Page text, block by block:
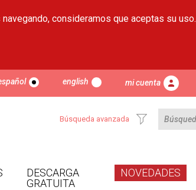
navegando, consideramos que aceptas su uso.
english mi cuenta
Búsqueda avanzada
DESCARGA
GRATUITA
NOVEDADES